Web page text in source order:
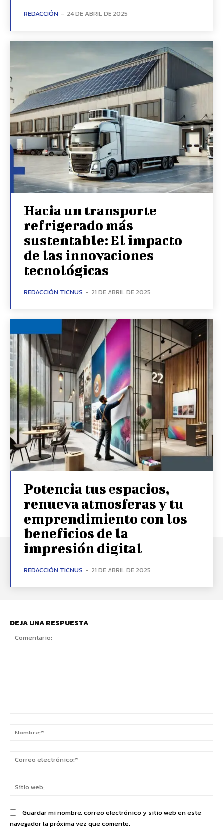
REDACCIÓN - 24 DE ABRIL DE 2025
Hacia un transporte
refrigerado más
sustentable: El impacto
de las innovaciones
tecnológicas
REDACCIÓN TICNUS - 21 DE ABRIL DE 2025
Potencia tus espacios,
renueva atmosferas y tu
emprendimiento con los
beneficios de la
impresión digital
REDACCIÓN TICNUS - 21 DE ABRIL DE 2025
DEJA UNA RESPUESTA
Guardar mi nombre, correo electrónico y sitio web en este
navegador la próxima vez que comente.